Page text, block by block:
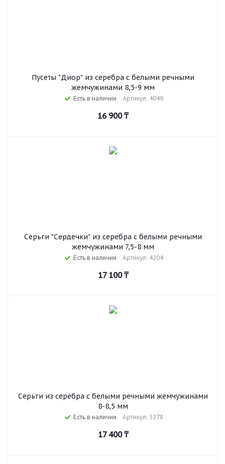
Пусеты "Диор" из серебра с белыми речными
жемчужинами 8,5-9 мм
Есть в наличии Артикул: 4049
16 900₸
Серьги "Сердечки" из серебра c белыми речными
жемчужинами 7,5-8 мм
Есть в наличии Артикул: 4204
17 100₸
Серьги из серебра c белыми речными жемчужинами
8-8,5 мм
Есть в наличии Артикул: 5278
17 400₸